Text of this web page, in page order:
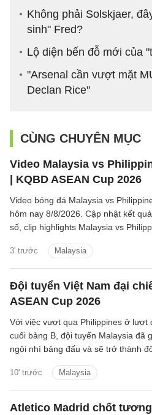
Không phải Solskjaer,
sinh" Fred?
Lộ diện bến đỗ mới của
"Arsenal cần vượt mặt
Declan Rice"
CÙNG CHUYÊN MỤC
Video Malaysia vs
| KQBD ASEAN Cup 2026
3' trước Malaysia
Video bóng đá Malaysia vs
hôm nay 8/8/2026. Cập nhật kết
số, clip highlights Malaysia vs
huống trên sân.
Đội tuyển Việt Nam đại
ASEAN Cup 2026
10' trước Malaysia
Với việc vượt qua Philippines ở lượt
cuối bảng B, đội tuyển Malaysia đã
ngôi nhì bảng đấu và sẽ trở thành
hành trình bảo vệ ngôi vương Đông
Á.
Atletico Madrid chốt